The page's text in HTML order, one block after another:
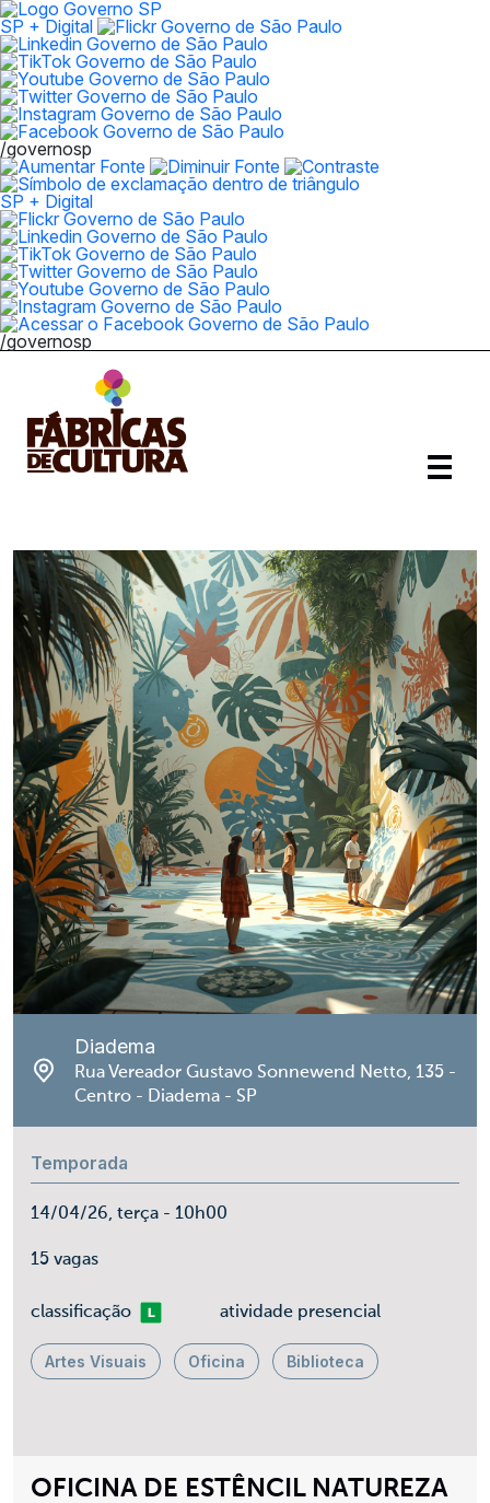
SP + Digital
/governosp
SP + Digital
/governosp
OFICINA DE ESTÊNCIL NATUREZA
Diadema
Rua Vereador Gustavo Sonnewend Netto, 135 -
Centro - Diadema - SP
Temporada
14/04/26, terça - 10h00
15 vagas
classificaçãoLivre atividade presencial
Artes Visuais Oficina Biblioteca